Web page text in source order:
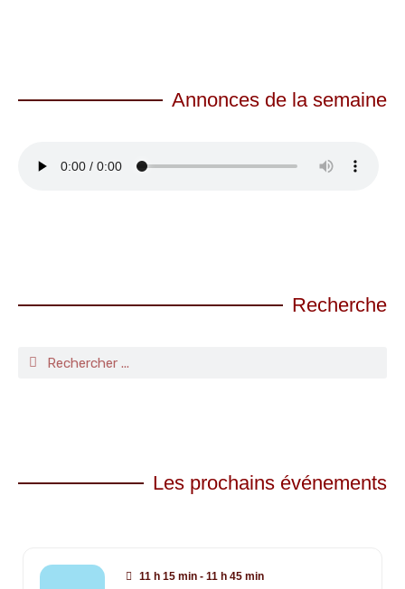
Annonces de la semaine
Recherche
Les prochains événements
11 h 15 min - 11 h 45 min